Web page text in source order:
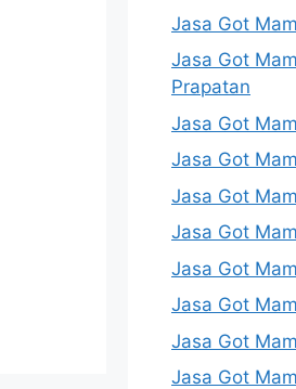
Jasa Got
Jasa Got
Prapatan
Jasa Got
Jasa Got
Jasa Got
Jasa Got
Jasa Got
Jasa Got
Jasa Got
Jasa Got